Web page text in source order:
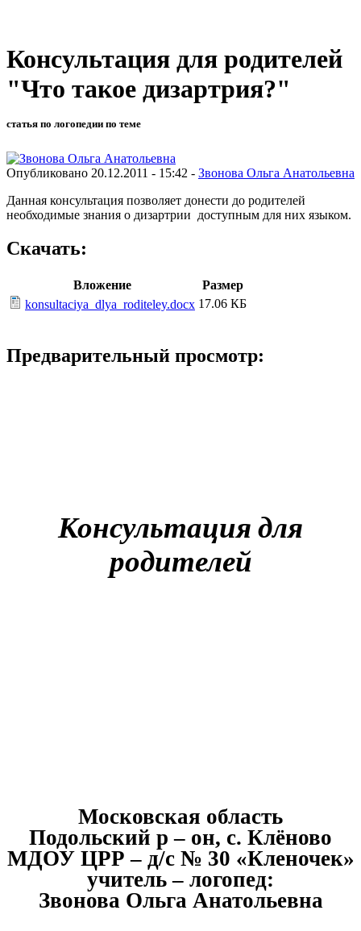
Консультация для родителей
"Что такое дизартрия?"
статья по логопедии по теме
Опубликовано 20.12.2011 - 15:42 - Звонова Ольга Анатольевна
Данная консультация позволяет донести до родителей
необходимые знания о дизартрии доступным для них языком.
Скачать:
Вложение
Размер
konsultaciya_dlya_roditeley.docx 17.06 КБ
Предварительный просмотр:
Консультация для
родителей
Московская область
Подольский р – он, с. Клёново
МДОУ ЦРР – д/с № 30 «Кленочек»
учитель – логопед:
Звонова Ольга Анатольевна